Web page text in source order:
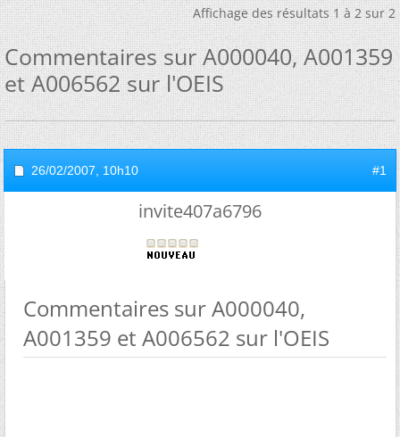
Affichage des résultats 1 à 2 sur 2
Commentaires sur A000040, A001359
et A006562 sur l'OEIS
26/02/2007, 10h10 #1
invite407a6796
Commentaires sur A000040,
A001359 et A006562 sur l'OEIS